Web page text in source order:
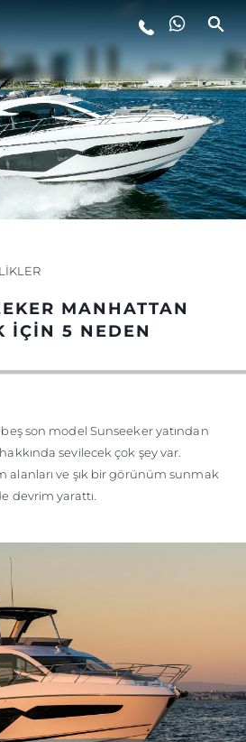
ŞEKLİ
ŞİRKET
MİRAS
PIYASA DEĞERINI
MANHATTAN
İÇİN 5 NEDEN
son model Sunseeker yatından
sevilecek çok şey var.
alanları ve şık bir görünüm sunmak
devrim yarattı.